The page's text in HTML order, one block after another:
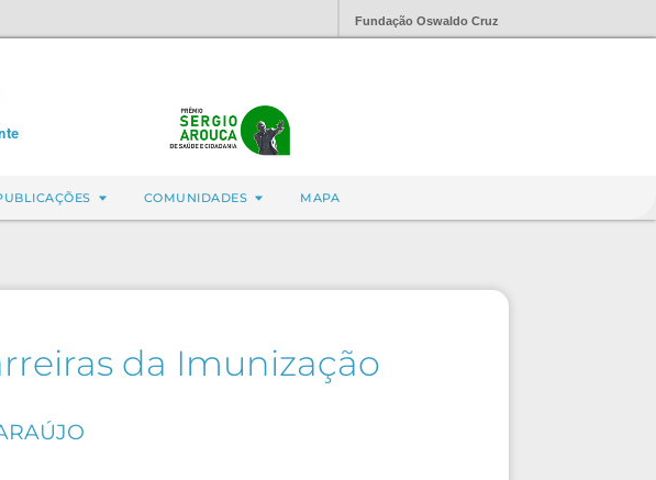
Fundação Oswaldo Cruz
COMUNIDADES MAPA
da Imunização